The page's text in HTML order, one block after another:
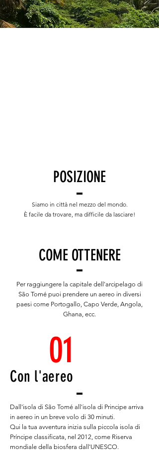
POSIZIONE
Siamo in città nel mezzo del mondo.
È facile da trovare, ma difficile da lasciare!
COME OTTENERE
Per raggiungere la capitale dell'arcipelago di
São Tomé puoi prendere un aereo in diversi
paesi come Portogallo, Capo Verde, Angola,
Ghana, ecc.
01
Con l'aereo
Dall'isola di São Tomé all'isola di Principe arriva
in aereo in un breve volo di 30 minuti.
Qui la tua avventura inizia sulla piccola isola di
Príncipe classificata, nel 2012, come Riserva
mondiale della biosfera dall'UNESCO.